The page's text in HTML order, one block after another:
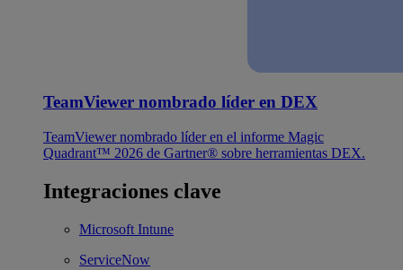
TeamViewer nombrado líder en DEX
TeamViewer nombrado líder en el informe Magic
Quadrant™ 2026 de Gartner® sobre herramientas DEX.
Integraciones clave
Microsoft Intune
ServiceNow